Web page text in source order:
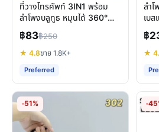
ที่วางโทรศัพท์ 3IN1 พร้อม
ลำโพงบลูทูธ หมุนได้ 360°
รีวิวครบจบ
฿83฿250
★ 4.8ขาย 1.8K+
Preferred
ลำ
เบ
ราค
฿
★
-51% -